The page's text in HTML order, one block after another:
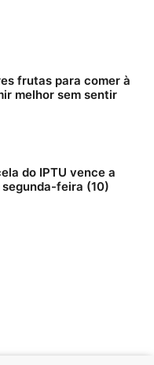
frutas para comer à
melhor sem sentir
do IPTU vence a
feira (10)